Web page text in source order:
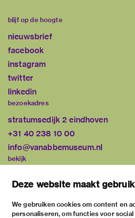
Deze website maakt
We gebruiken cookies om content en
personaliseren, om functies voor
blijf op de hoogte
nieuwsbrief
facebook
instagram
twitter
linkedin
bezoekadres
stratumsedijk 2 eindhoven
+31 40 238 10 00
info@vanabbemuseum.nl
bekijk
activiteiten
praktische informatie
over